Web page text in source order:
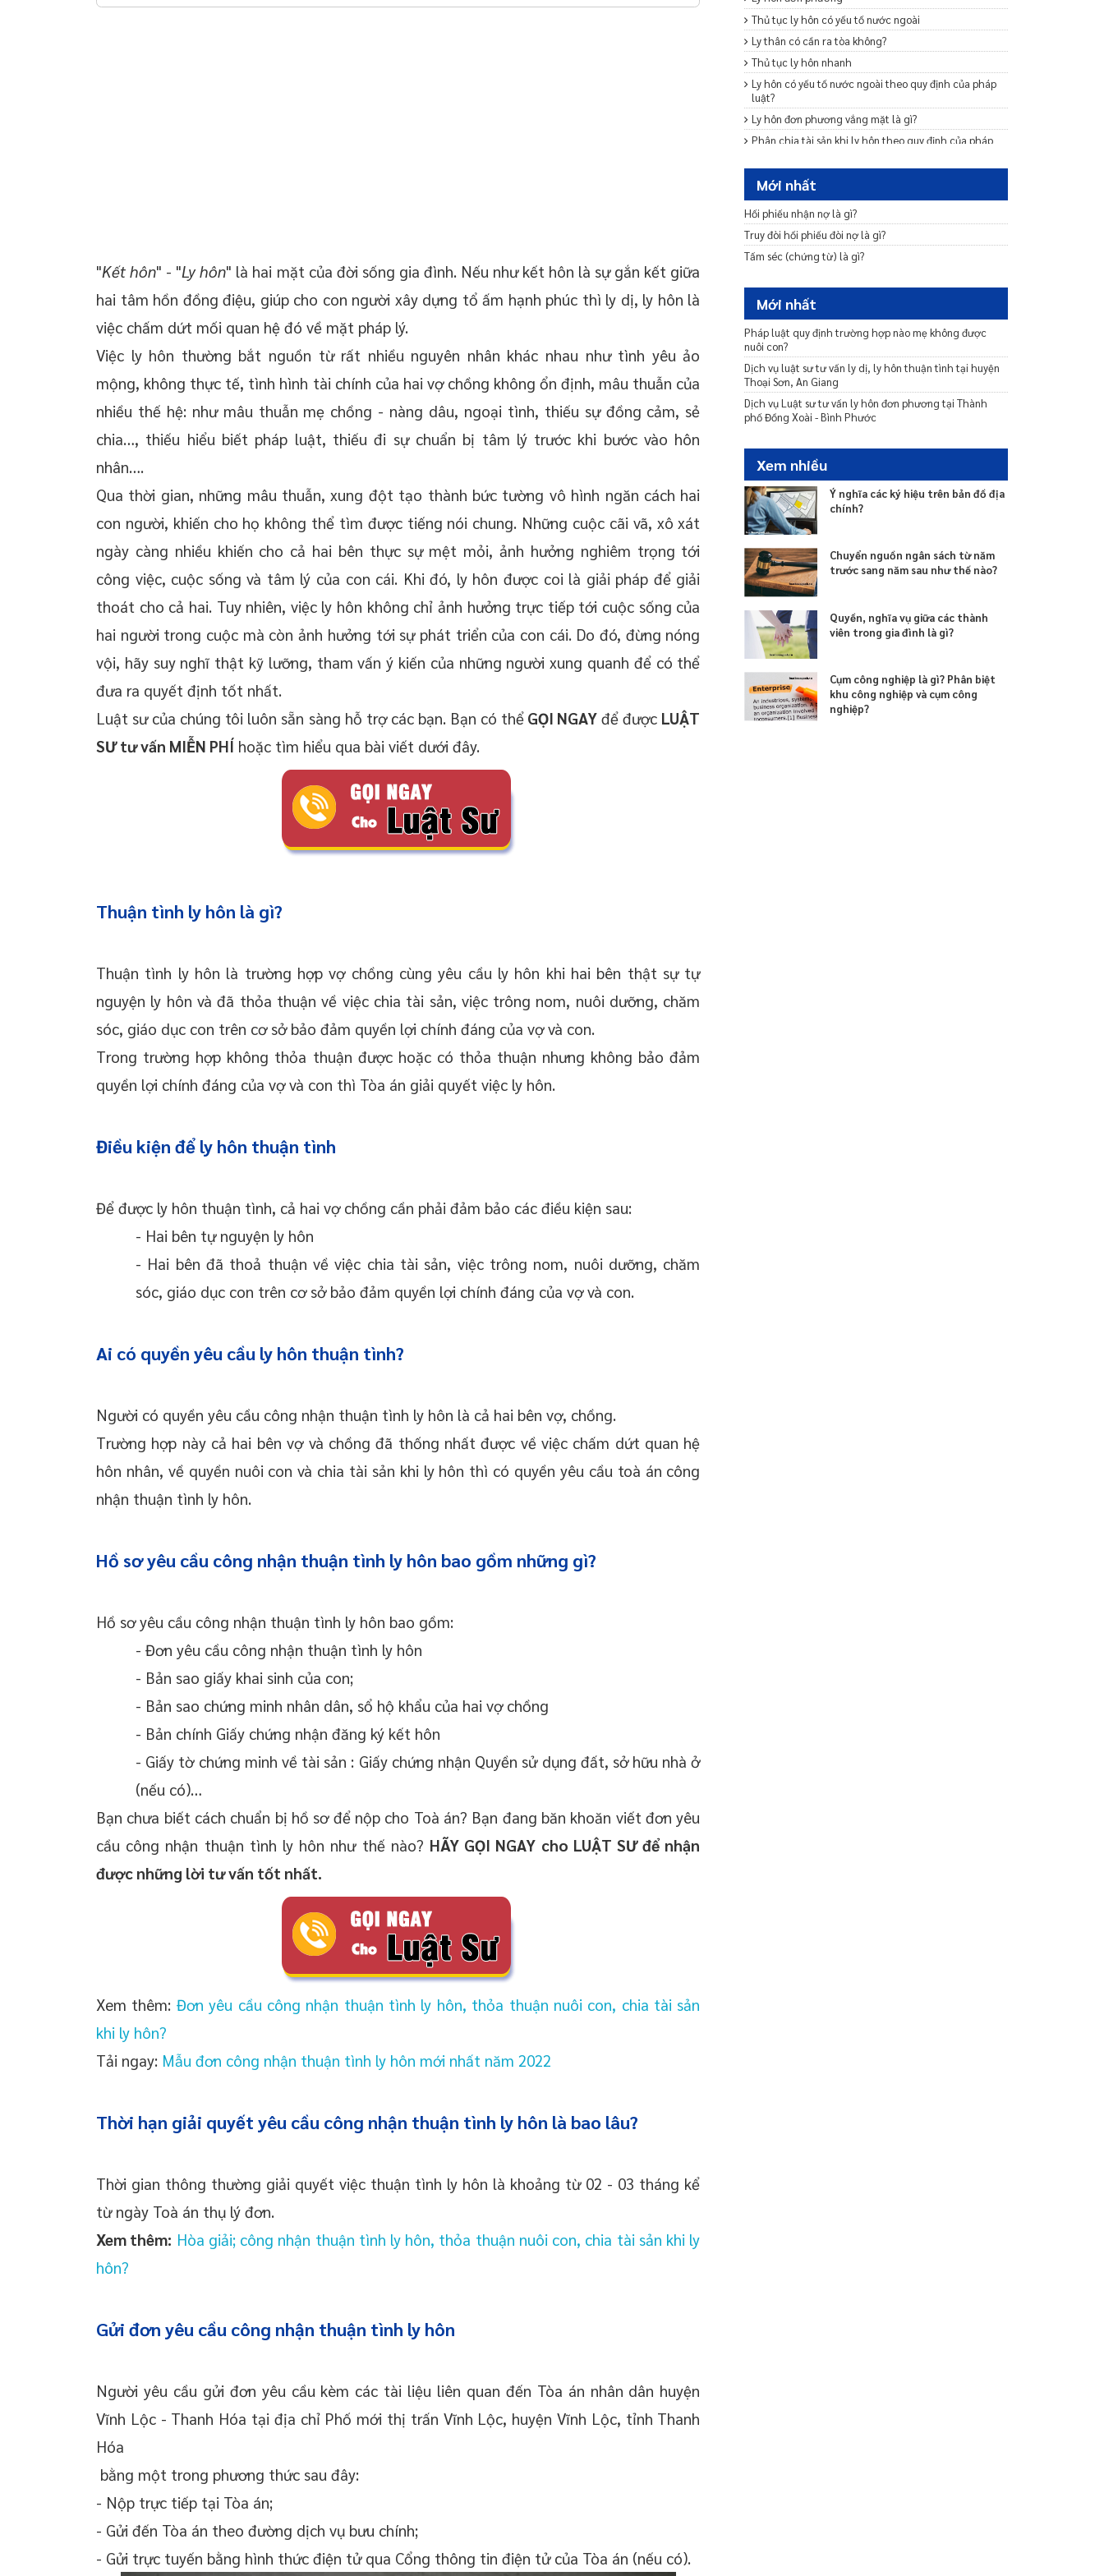
"Kết hôn" - "Ly hôn" là hai mặt của đời sống gia đình. Nếu như kết hôn là sự gắn kết giữa
hai tâm hồn đồng điệu, giúp cho con người xây dựng tổ ấm hạnh phúc thì ly dị, ly hôn là
việc chấm dứt mối quan hệ đó về mặt pháp lý.
Việc ly hôn thường bắt nguồn từ rất nhiều nguyên nhân khác nhau như tình yêu ảo
mộng, không thực tế, tình hình tài chính của hai vợ chồng không ổn định, mâu thuẫn của
nhiều thế hệ: như mâu thuẫn mẹ chồng - nàng dâu, ngoại tình, thiếu sự đồng cảm, sẻ
chia…, thiếu hiểu biết pháp luật, thiếu đi sự chuẩn bị tâm lý trước khi bước vào hôn
nhân….
Qua thời gian, những mâu thuẫn, xung đột tạo thành bức tường vô hình ngăn cách hai
con người, khiến cho họ không thể tìm được tiếng nói chung. Những cuộc cãi vã, xô xát
ngày càng nhiều khiến cho cả hai bên thực sự mệt mỏi, ảnh hưởng nghiêm trọng tới
công việc, cuộc sống và tâm lý của con cái. Khi đó, ly hôn được coi là giải pháp để giải
thoát cho cả hai. Tuy nhiên, việc ly hôn không chỉ ảnh hưởng trực tiếp tới cuộc sống của
hai người trong cuộc mà còn ảnh hưởng tới sự phát triển của con cái. Do đó, đừng nóng
vội, hãy suy nghĩ thật kỹ lưỡng, tham vấn ý kiến của những người xung quanh để có thể
đưa ra quyết định tốt nhất.
Luật sư của chúng tôi luôn sẵn sàng hỗ trợ các bạn. Bạn có thể GỌI NGAY để được LUẬT
SƯ tư vấn MIỄN PHÍ hoặc tìm hiểu qua bài viết dưới đây.
Thuận tình ly hôn là gì?
Thuận tình ly hôn là trường hợp vợ chồng cùng yêu cầu ly hôn khi hai bên thật sự tự
nguyện ly hôn và đã thỏa thuận về việc chia tài sản, việc trông nom, nuôi dưỡng, chăm
sóc, giáo dục con trên cơ sở bảo đảm quyền lợi chính đáng của vợ và con.
Trong trường hợp không thỏa thuận được hoặc có thỏa thuận nhưng không bảo đảm
quyền lợi chính đáng của vợ và con thì Tòa án giải quyết việc ly hôn.
Điều kiện để ly hôn thuận tình
Để được ly hôn thuận tình, cả hai vợ chồng cần phải đảm bảo các điều kiện sau:
- Hai bên tự nguyện ly hôn
- Hai bên đã thoả thuận về việc chia tài sản, việc trông nom, nuôi dưỡng, chăm
sóc, giáo dục con trên cơ sở bảo đảm quyền lợi chính đáng của vợ và con.
Ai có quyền yêu cầu ly hôn thuận tình?
Người có quyền yêu cầu công nhận thuận tình ly hôn là cả hai bên vợ, chồng.
Trường hợp này cả hai bên vợ và chồng đã thống nhất được về việc chấm dứt quan hệ
hôn nhân, về quyền nuôi con và chia tài sản khi ly hôn thì có quyền yêu cầu toà án công
nhận thuận tình ly hôn.
Hồ sơ yêu cầu công nhận thuận tình ly hôn bao gồm những gì?
Hồ sơ yêu cầu công nhận thuận tình ly hôn bao gồm:
- Đơn yêu cầu công nhận thuận tình ly hôn
- Bản sao giấy khai sinh của con;
- Bản sao chứng minh nhân dân, sổ hộ khẩu của hai vợ chồng
- Bản chính Giấy chứng nhận đăng ký kết hôn
- Giấy tờ chứng minh về tài sản : Giấy chứng nhận Quyền sử dụng đất, sở hữu nhà ở
(nếu có)…
Bạn chưa biết cách chuẩn bị hồ sơ để nộp cho Toà án? Bạn đang băn khoăn viết đơn yêu
cầu công nhận thuận tình ly hôn như thế nào? HÃY GỌI NGAY cho LUẬT SƯ để nhận
được những lời tư vấn tốt nhất.
Xem thêm: Đơn yêu cầu công nhận thuận tình ly hôn, thỏa thuận nuôi con, chia tài sản
khi ly hôn?
Tải ngay: Mẫu đơn công nhận thuận tình ly hôn mới nhất năm 2022
Thời hạn giải quyết yêu cầu công nhận thuận tình ly hôn là bao lâu?
Thời gian thông thường giải quyết việc thuận tình ly hôn là khoảng từ 02 - 03 tháng kể
từ ngày Toà án thụ lý đơn.
Xem thêm: Hòa giải; công nhận thuận tình ly hôn, thỏa thuận nuôi con, chia tài sản khi ly
hôn?
Gửi đơn yêu cầu công nhận thuận tình ly hôn
Người yêu cầu gửi đơn yêu cầu kèm các tài liệu liên quan đến Tòa án nhân dân huyện
Vĩnh Lộc - Thanh Hóa tại địa chỉ Phố mới thị trấn Vĩnh Lộc, huyện Vĩnh Lộc, tỉnh Thanh
Hóa
bằng một trong phương thức sau đây:
- Nộp trực tiếp tại Tòa án;
- Gửi đến Tòa án theo đường dịch vụ bưu chính;
- Gửi trực tuyến bằng hình thức điện tử qua Cổng thông tin điện tử của Tòa án (nếu có).
Thủ tục ly hôn có yếu tố nước ngoài
Ly thân có cần ra tòa không?
Thủ tục ly hôn nhanh
Ly hôn có yếu tố nước ngoài theo quy định của pháp
luật?
Ly hôn đơn phương vắng mặt là gì?
Phân chia tài sản khi ly hôn theo quy định của pháp
Chia tài sản chung của vợ chồng khi một bên chết?
Mẫu đơn ly hôn thuận tình
Trình tự, thủ tục ly hôn thuận tình
Ly hôn đơn phương cần những giấy tờ gì
Nộp đơn ly hôn bao lâu thì được giải quyết?
Mới nhất
Hối phiếu nhận nợ là gì?
Truy đòi hối phiếu đòi nợ là gì?
Tấm séc (chứng từ) là gì?
Mới nhất
Pháp luật quy định trường hợp nào mẹ không được
nuôi con?
Dịch vụ luật sư tư vấn ly dị, ly hôn thuận tình tại huyện
Thoại Sơn, An Giang
Dịch vụ Luật sư tư vấn ly hôn đơn phương tại Thành
phố Đồng Xoài - Bình Phước
Xem nhiều
Ý nghĩa các ký hiệu trên bản đồ địa
chính?
Chuyển nguồn ngân sách từ năm
trước sang năm sau như thế nào?
Quyền, nghĩa vụ giữa các thành
viên trong gia đình là gì?
Cụm công nghiệp là gì? Phân biệt
khu công nghiệp và cụm công
nghiệp?